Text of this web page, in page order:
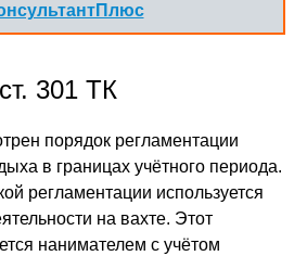
301 ТК
порядок регламентации
в границах учётного периода.
регламентации используется
на вахте. Этот
нанимателем с учётом